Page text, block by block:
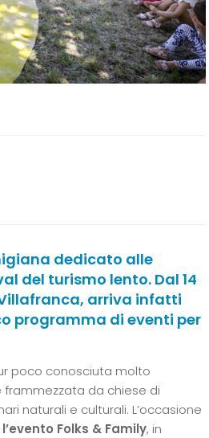
dedicato alle
del turismo lento. Dal 14
arriva infatti
programma di eventi per
poco conosciuta molto
da chiese di
naturali e culturali. L’occasione
l’evento Folks & Family, in